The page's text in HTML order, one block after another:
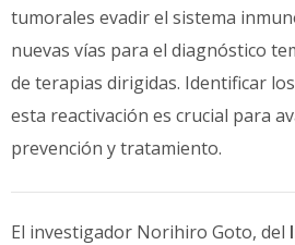
tumorales evadir el sistema
nuevas vías para el diagnóstico
de terapias dirigidas. Identificar
esta reactivación es crucial para
prevención y tratamiento.
El investigador Norihiro Goto, del